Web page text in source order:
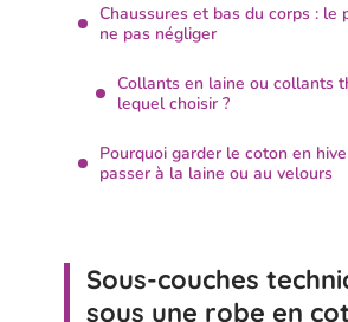
Chaussures et bas du corps : le
ne pas négliger
Collants en laine ou collants
lequel choisir ?
Pourquoi garder le coton en
passer à la laine ou au velours
Sous-couches
sous une robe en